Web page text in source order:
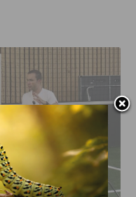
HENRI DEBALLON,
2